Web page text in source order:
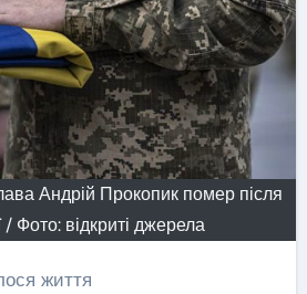
Андрій Прокопик помер після
/ Фото: відкриті джерела